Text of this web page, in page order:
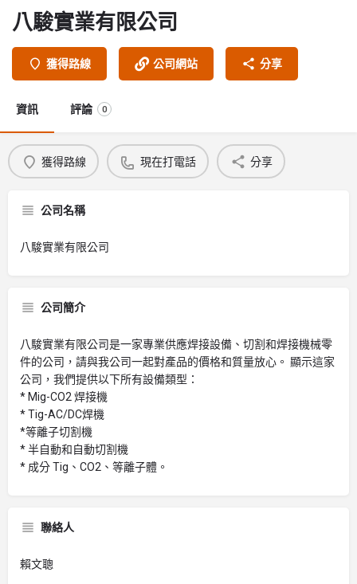
八駿實業有限公司
獲得路線 公司網站 分享
資訊 評論 0
獲得路線 現在打電話 分享
公司名稱
八駿實業有限公司
公司簡介
八駿實業有限公司是一家專業供應焊接設備、切割和焊接機械零
件的公司，請與我公司一起對產品的價格和質量放心。 顯示這家
公司，我們提供以下所有設備類型：
* Mig-CO2 焊接機
* Tig-AC/DC焊機
*等離子切割機
* 半自動和自動切割機
* 成分 Tig、CO2、等離子體。
聯絡人
賴文聰